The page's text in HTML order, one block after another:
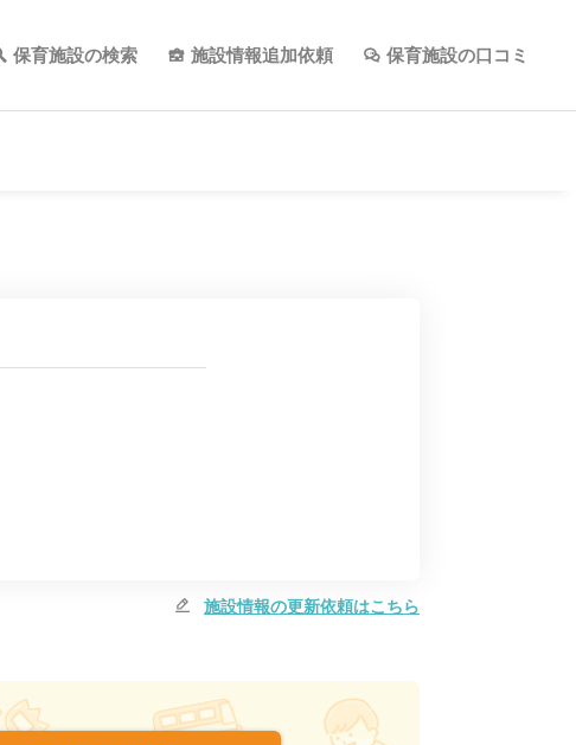
保育施設の検索 施設情報追加依頼 保育施設の口コミ
施設情報の更新依頼はこちら